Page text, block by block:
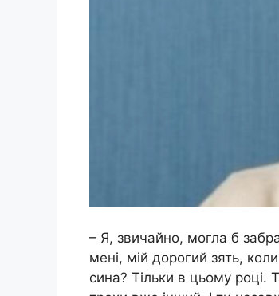
– Я, звичайно, могла б
мені, мій дорогий зять,
сина? Тільки в цьому році.